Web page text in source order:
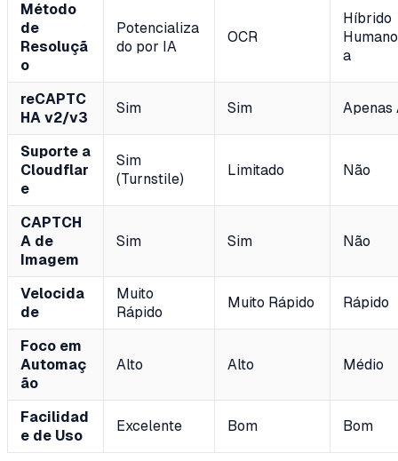
Método
de
Resoluçã
o
Potencializa
do por IA
OCR
Híbrido
a
reCAPTC
HA v2/v3
Sim Sim Apenas
Suporte a
Cloudflar
e
Sim
(Turnstile)
Limitado Não
CAPTCH
A de
Imagem
Sim Sim Não
Velocida
de
Muito
Rápido
Muito Rápido Rápido
Foco em
Automaç
ão
Alto Alto Médio
Facilidad
e de Uso
Excelente Bom Bom